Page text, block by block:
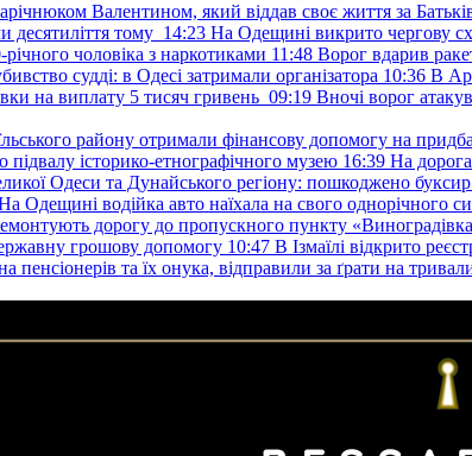
Валентином, який віддав своє життя за
десятиліття тому 14:23 На Одещині викрито чергову
чоловіка з наркотиками 11:48 Ворог вдарив
судді: в Одесі затримали організатора 10:36 В
на виплату 5 тисяч гривень 09:19 Вночі ворог
району отримали фінансову допомогу на
підвалу історико-етнографічного музею 16:39 На
Одеси та Дунайського регіону: пошкоджено буксир
Одещині водійка авто наїхала на свого однорічного
дорогу до пропускного пункту
грошову допомогу 10:47 В Ізмаїлі відкрито
пенсіонерів та їх онука, відправили за ґрати на